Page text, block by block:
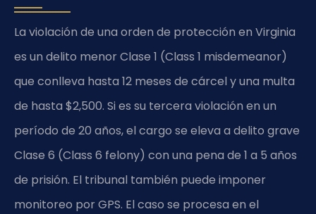
La violación de una orden de protección en Virginia
es un delito menor Clase 1 (Class 1 misdemeanor)
que conlleva hasta 12 meses de cárcel y una multa
de hasta $2,500. Si es su tercera violación en un
período de 20 años, el cargo se eleva a delito grave
Clase 6 (Class 6 felony) con una pena de 1 a 5 años
de prisión. El tribunal también puede imponer
monitoreo por GPS. El caso se procesa en el